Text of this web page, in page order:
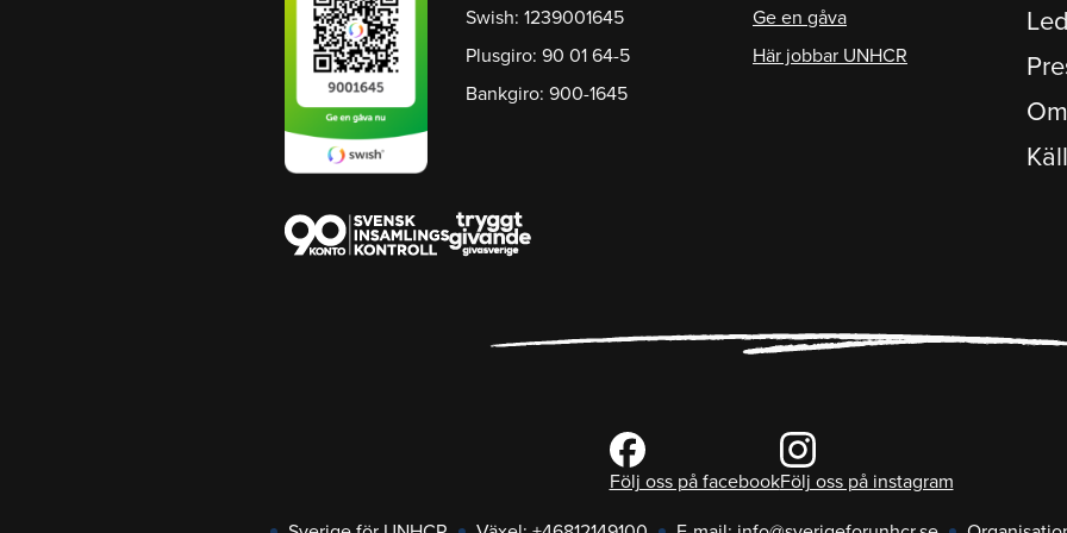
Swish: 1239001645
Plusgiro: 90 01 64-5
Bankgiro: 900-1645
Ge en gåva
Här jobbar UNHCR
Följ oss på facebookFölj oss på instagram